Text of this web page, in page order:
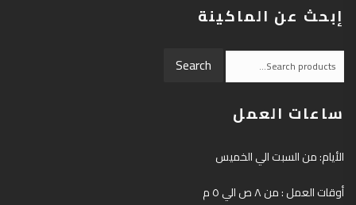
إبحث عن الماكينة
Search
for:
Search
ساعات العمل
الأيام: من السبت الي الخميس
أوقات العمل : من ٨ ص الي ٥ م